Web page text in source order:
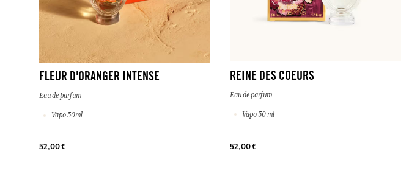
FLEUR D'ORANGER INTENSE
Eau de parfum
Vapo 50ml
52,00 €
REINE DES COEURS
Eau de parfum
Vapo 50 ml
52,00 €